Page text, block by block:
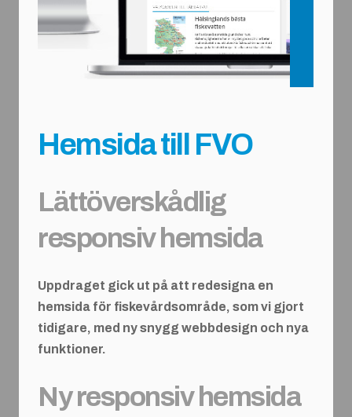
Hemsida till FVO
Lättöverskådlig
responsiv hemsida
Uppdraget gick ut på att redesigna en
hemsida för fiskevårdsområde, som vi gjort
tidigare, med ny snygg webbdesign och nya
funktioner.
Ny responsiv hemsida